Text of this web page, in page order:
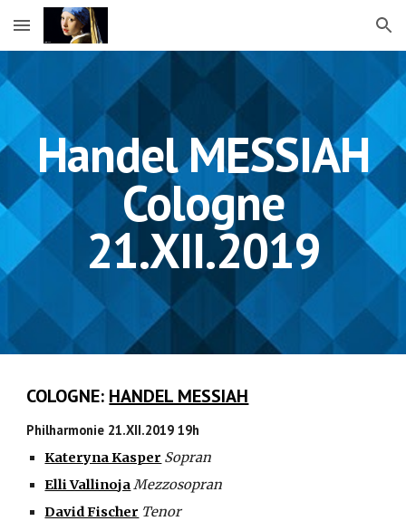
Skip to main content Skip to navigation
Handel MESSIAH
Cologne
21.XII.2019
COLOGNE: HANDEL MESSIAH
Philharmonie 21.XII.2019 19h
Kateryna Kasper Sopran
Elli VallinojaMezzosopran
David Fischer Tenor